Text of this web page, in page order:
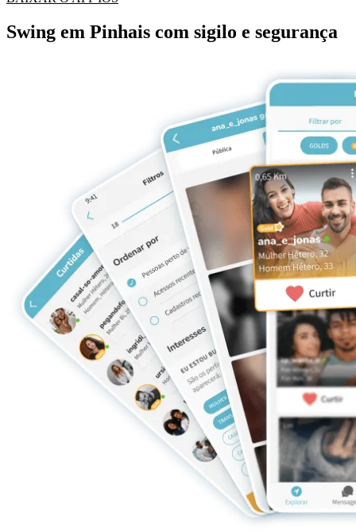
Swing em Pinhais com sigilo e segurança